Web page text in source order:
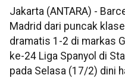
Jakarta (ANTARA) -
Madrid dari puncak
dramatis 1-2 di markas
ke-24 Liga Spanyol di
pada Selasa (17/2) dini